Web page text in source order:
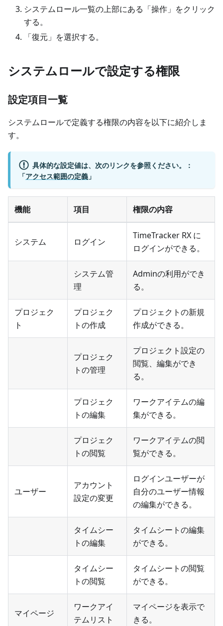
システムロール一覧の上部にある「操作」をクリック
する。
「復元」を選択する。
システムロールで設定する権限
設定項目一覧
システムロールで定義する権限の内容を以下に紹介しま
す。
具体的な設定値は、次のリンクを参照ください。：
「アクセス範囲の定義 」
機能 項目 権限の内容
システム ログイン
TimeTracker RX に
ログインができる。
システム管
理
Adminの利用ができ
る。
プロジェク
ト
プロジェク
トの作成
プロジェクトの新規
作成ができる。
プロジェク
トの管理
プロジェクト設定の
閲覧、編集ができ
る。
プロジェク
トの編集
ワークアイテムの編
集ができる。
プロジェク
トの閲覧
ワークアイテムの閲
覧ができる。
ユーザー
アカウント
設定の変更
ログインユーザーが
自分のユーザー情報
の編集ができる。
タイムシー
トの編集
タイムシートの編集
ができる。
タイムシー
トの閲覧
タイムシートの閲覧
ができる。
マイページ
ワークアイ
テムリスト
マイページを表示で
きる。